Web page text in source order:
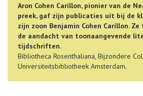
Aron Cohen Carillon, pionier van de
preek, gaf zijn publicaties uit bij de
zijn zoon Benjamin Cohen Carillon.
de aandacht van toonaangevende
tijdschriften.
Bibliotheca Rosenthaliana, Bijzondere
Universiteitsbibliotheek Amsterdam.